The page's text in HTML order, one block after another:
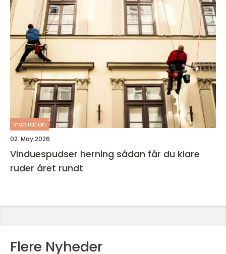
inspiration
02. May 2026
Vinduespudser herning sådan får du klare
ruder året rundt
Flere Nyheder